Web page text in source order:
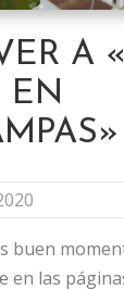
A
EN
buen
en las